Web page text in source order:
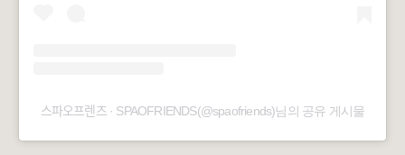
스파오프렌즈 · SPAOFRIENDS(@spaofriends)님의 공유 게시물